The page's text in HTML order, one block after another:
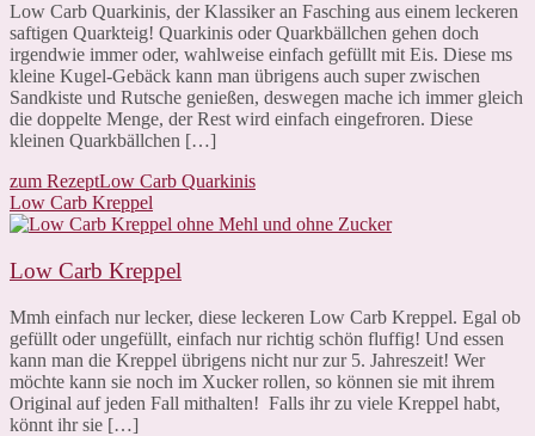
Low Carb Quarkinis, der Klassiker an Fasching aus einem leckeren
saftigen Quarkteig! Quarkinis oder Quarkbällchen gehen doch
irgendwie immer oder, wahlweise einfach gefüllt mit Eis. Diese ms
kleine Kugel-Gebäck kann man übrigens auch super zwischen
Sandkiste und Rutsche genießen, deswegen mache ich immer gleich
die doppelte Menge, der Rest wird einfach eingefroren. Diese
kleinen Quarkbällchen […]
zum RezeptLow Carb Quarkinis
Low Carb Kreppel
Low Carb Kreppel
Mmh einfach nur lecker, diese leckeren Low Carb Kreppel. Egal ob
gefüllt oder ungefüllt, einfach nur richtig schön fluffig! Und essen
kann man die Kreppel übrigens nicht nur zur 5. Jahreszeit! Wer
möchte kann sie noch im Xucker rollen, so können sie mit ihrem
Original auf jeden Fall mithalten! Falls ihr zu viele Kreppel habt,
könnt ihr sie […]